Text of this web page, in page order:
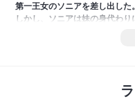
第一王女のソニアを差し出した。
しかし、ソニアは妹の身代わ
罪悪感に苛まれたソニアは夫
相応の幸せに戸惑うソニアだ